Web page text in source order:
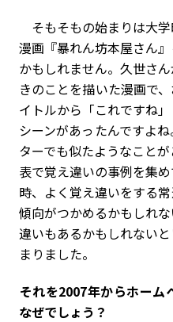
そもそもの始まりは大
漫画『暴れん坊本屋さん
かもしれません。久世さ
きのことを描いた漫画で
イトルから「これですね
シーンがあったんですよ
ターでも似たようなこと
表で覚え違いの事例を集
時、よく覚え違いをする
傾向がつかめるかもしれ
違いもあるかもしれない
まりました。
――それを2007年からホー
なぜでしょう？